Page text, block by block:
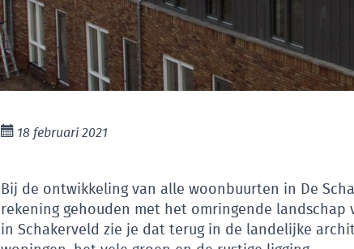
18 februari 2021
Bij de ontwikkeling van alle woonbuurten in De
rekening gehouden met het omringende landschap
in Schakerveld zie je dat terug in de landelijke